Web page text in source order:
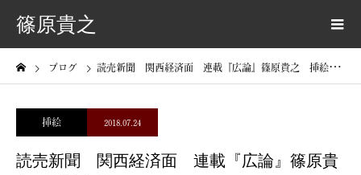
篠原貴之
ブログ 読売新聞 関西経済面 連載『広論』篠原貴之 挿絵１０
挿絵 2018.07.24
読売新聞 関西経済面 連載『広論』篠原貴